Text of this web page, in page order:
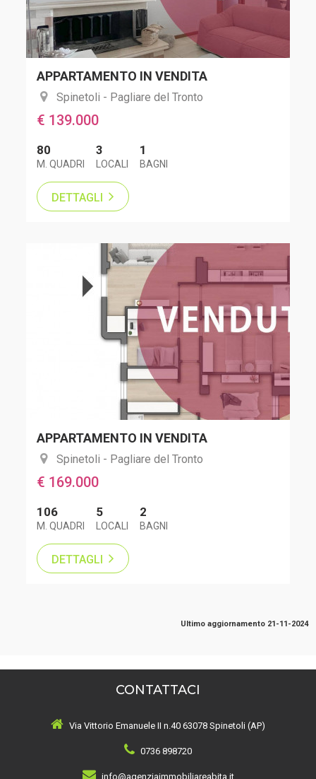
APPARTAMENTO IN VENDITA
Spinetoli - Pagliare del Tronto
€ 139.000
80
M. QUADRI
3
LOCALI
1
BAGNI
DETTAGLI
APPARTAMENTO IN VENDITA
Spinetoli - Pagliare del Tronto
€ 169.000
106
M. QUADRI
5
LOCALI
2
BAGNI
DETTAGLI
Ultimo aggiornamento 21-11-2024
CONTATTACI
Via Vittorio Emanuele II n.40 63078 Spinetoli (AP)
0736 898720
info@agenziaimmobiliareabita.it